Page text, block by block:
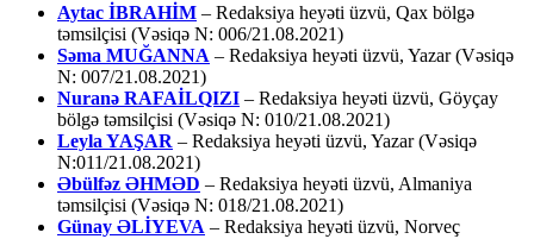
Aytac İBRAHİM – Redaksiya heyəti üzvü, Qax bölgə
təmsilçisi (Vəsiqə N: 006/21.08.2021)
Səma MUĞANNA – Redaksiya heyəti üzvü, Yazar (Vəsiqə
N: 007/21.08.2021)
Nuranə RAFAİLQIZI – Redaksiya heyəti üzvü, Göyçay
bölgə təmsilçisi (Vəsiqə N: 010/21.08.2021)
Leyla YAŞAR – Redaksiya heyəti üzvü, Yazar (Vəsiqə
N:011/21.08.2021)
Əbülfəz ƏHMƏD – Redaksiya heyəti üzvü, Almaniya
təmsilçisi (Vəsiqə N: 018/21.08.2021)
Günay ƏLİYEVA – Redaksiya heyəti üzvü, Norveç